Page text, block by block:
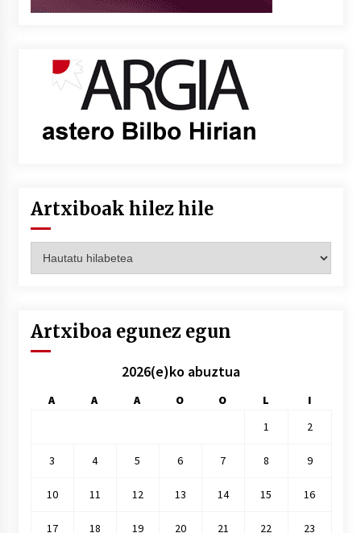
Artxiboak hilez hile
hilez
Artxiboa egunez egun
2026(e)ko abuztua
A A A O O L
I
1
2
3 4 5 6 7 8 9
10 11 12 13 14 15 16
17 18 19 20 21 22 23